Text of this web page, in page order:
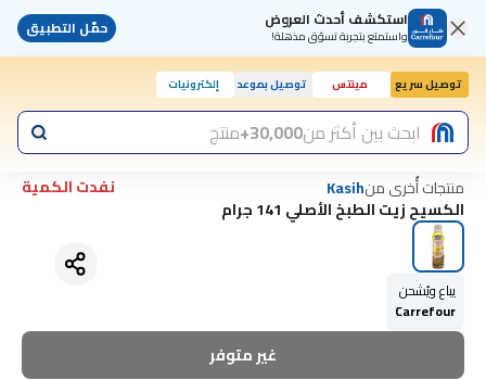
استكشف أحدث العروض
واستمتع بتجربة تسوّق مذهلة! حمّل التطبيق
توصيل سريع مينتس توصيل بموعد إلكترونيات
ابحث بين أكثر من30,000+ منتج
منتجات أُخرى منKasih
نفدت الكمية
الكسيح زيت الطبخ الأصلي 141 جرام
يباع ويُشحن
Carrefour
غير متوفر